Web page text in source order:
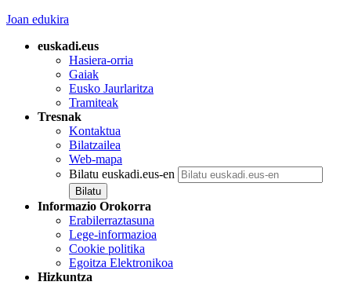
Joan edukira
euskadi.eus
Hasiera-orria
Gaiak
Eusko Jaurlaritza
Tramiteak
Tresnak
Kontaktua
Bilatzailea
Web-mapa
Bilatu euskadi.eus-en
Informazio Orokorra
Erabilerraztasuna
Lege-informazioa
Cookie politika
Egoitza Elektronikoa
Hizkuntza